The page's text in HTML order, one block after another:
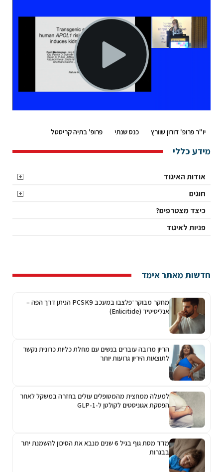
יו"ר פרופ' דורון שוורץ כנס שנתי פרופ' בתיה קריסטל
מידע כללי
אודות האיגוד
חוגים
כיצד מצטרפים?
פניות לאיגוד
חדשות מאתר אימד
מחקר מבוקר־פלצבו במעכב PCSK9 הניתן דרך הפה –
אנליסיטיד (Enlicitide)
הריון מרובה עוברים בנשים עם מחלת כליות כרונית נקשר
לתוצאות היריון גרועות יותר
למעלה ממחצית מהמטופלים עולים בחזרה במשקל לאחר
הפסקת אגוניסטים לקולטן ל-GLP-1
מדד מסת גוף בגיל 6 שנים מנבא את הסיכון להשמנת יתר
בבגרות